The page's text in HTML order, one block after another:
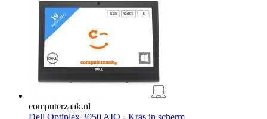
computerzaak.nl
Dell Optiplex 3050 AIO - Kras in scherm